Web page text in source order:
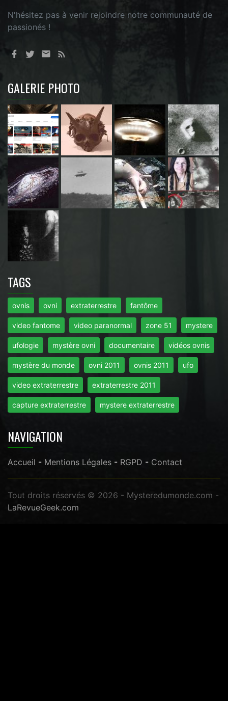
N'hésitez pas à venir rejoindre notre communauté de
passionés !
GALERIE PHOTO
TAGS
ovnis ovni extraterrestre fantôme
video fantome video paranormal zone 51 mystere
ufologie mystère ovni documentaire vidéos ovnis
mystère du monde ovni 2011 ovnis 2011 ufo
video extraterrestre extraterrestre 2011
capture extraterrestre mystere extraterrestre
NAVIGATION
Accueil - Mentions Légales - RGPD - Contact
Tout droits réservés © 2026 - Mysteredumonde.com -
LaRevueGeek.com